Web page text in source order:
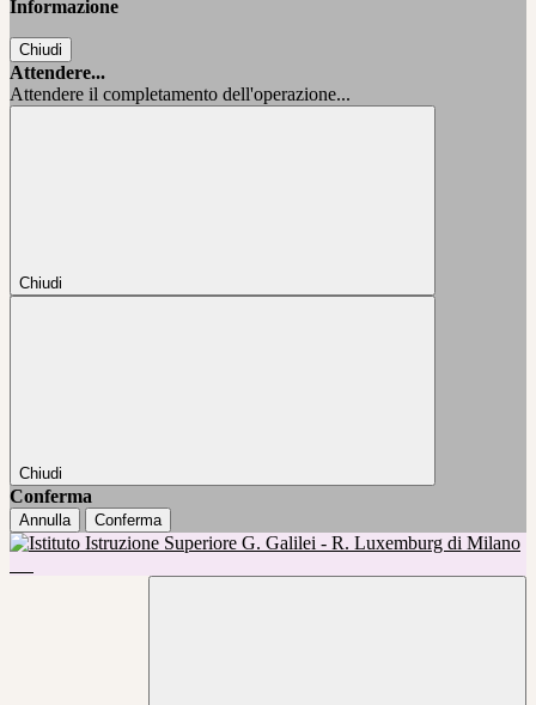
Informazione
Chiudi
Attendere...
Attendere il completamento dell'operazione...
Chiudi
Chiudi
Conferma
Annulla Conferma